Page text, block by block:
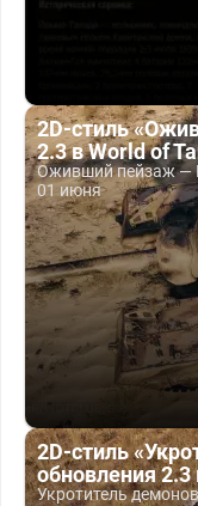
2D-стиль
2.3 в World of
Оживший пейзаж —
01 июня
2D-стиль
обновления 2.3
Укротитель